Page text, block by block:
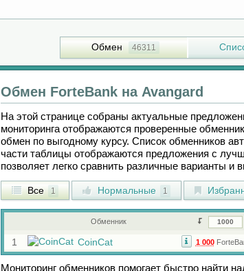
Обмен 46311
Обмен ForteBankна Avangard
На этой странице собраны актуальные
мониторинга отображаются проверенные
обмен по выгодному курсу. Список обменников
части таблицы отображаются предложения с
позволяет легко сравнить различные варианты
Все 1 Нормальные 1
Обменник
1 CoinCat 1 000
Мониторинг обменников помогает быстро найти